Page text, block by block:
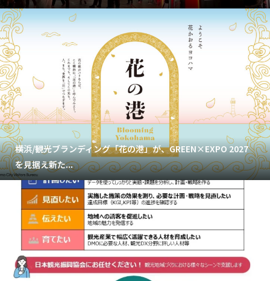
横浜/観光ブランディング「花の港」が、GREEN×EXPO 2027
を見据え新た...